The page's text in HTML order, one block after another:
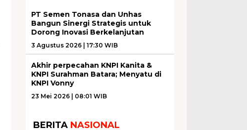
PT Semen Tonasa dan Unhas
Bangun Sinergi Strategis untuk
Dorong Inovasi Berkelanjutan
3 Agustus 2026 | 17:30 WIB
Akhir perpecahan KNPI Kanita &
KNPI Surahman Batara; Menyatu di
KNPI Vonny
23 Mei 2026 | 08:01 WIB
BERITA NASIONAL